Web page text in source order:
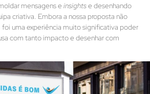
mensagens e insightse desenhando
criativa. Embora a nossa proposta não
uma experiência muito significativa poder
com tanto impacto e desenhar com